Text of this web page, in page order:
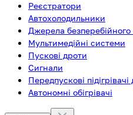
Реєстратори
Автохолодильники
Джерела
Мультимедійні системи
Пускові дроти
Сигнали
Передпускові
Автономні обігрівачі